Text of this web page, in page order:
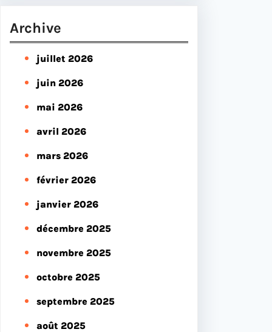
h
Archive
juillet 2026
juin 2026
mai 2026
avril 2026
mars 2026
février 2026
janvier 2026
décembre 2025
novembre 2025
octobre 2025
septembre 2025
août 2025